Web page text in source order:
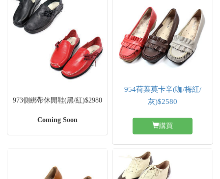
973側綁帶休閒鞋(黑/紅)$2980
Coming Soon
954荷葉莫卡辛(咖/梅紅/
灰)$2580
購買